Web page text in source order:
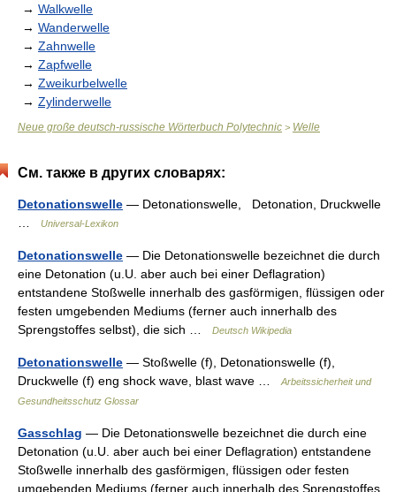
→ Walkwelle
→ Wanderwelle
→ Zahnwelle
→ Zapfwelle
→ Zweikurbelwelle
→ Zylinderwelle
Neue große deutsch-russische Wörterbuch Polytechnic > Welle
См. также в других словарях:
Detonationswelle — Detonationswelle, Detonation, Druckwelle
Universal-Lexikon
Detonationswelle — Die Detonationswelle bezeichnet die durch
eine Detonation (u.U. aber auch bei einer Deflagration)
entstandene Stoßwelle innerhalb des gasförmigen, flüssigen oder
festen umgebenden Mediums (ferner auch innerhalb des
Sprengstoffes selbst), die sich …
Deutsch Wikipedia
Detonationswelle — Stoßwelle (f), Detonationswelle (f),
Druckwelle (f) eng shock wave, blast wave …
Arbeitssicherheit und
Gesundheitsschutz Glossar
Gasschlag — Die Detonationswelle bezeichnet die durch eine
Detonation (u.U. aber auch bei einer Deflagration) entstandene
Stoßwelle innerhalb des gasförmigen, flüssigen oder festen
umgebenden Mediums (ferner auch innerhalb des Sprengstoffes